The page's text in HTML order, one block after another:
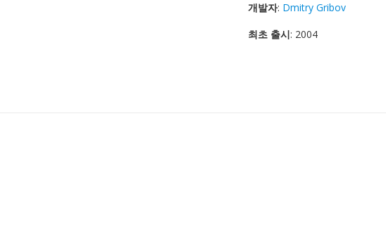
개발자: Dmitry Gribov
최초 출시: 2004